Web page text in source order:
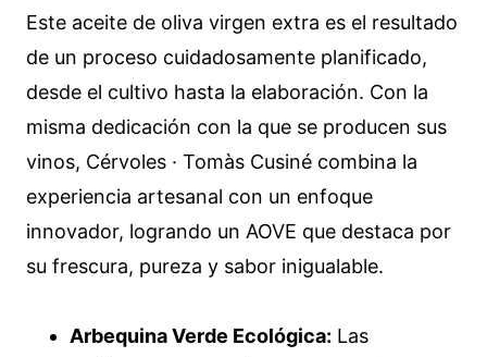
Este aceite de oliva virgen extra es el resultado
de un proceso cuidadosamente planificado,
desde el cultivo hasta la elaboración. Con la
misma dedicación con la que se producen sus
vinos, Cérvoles · Tomàs Cusiné combina la
experiencia artesanal con un enfoque
innovador, logrando un AOVE que destaca por
su frescura, pureza y sabor inigualable.
Arbequina Verde Ecológica: Las